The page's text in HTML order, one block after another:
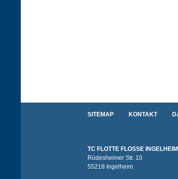
SITEMAP KONTAKT
TC FLOTTE FLOSSE
Rüdesheimer Str. 10
55218 Ingelheim